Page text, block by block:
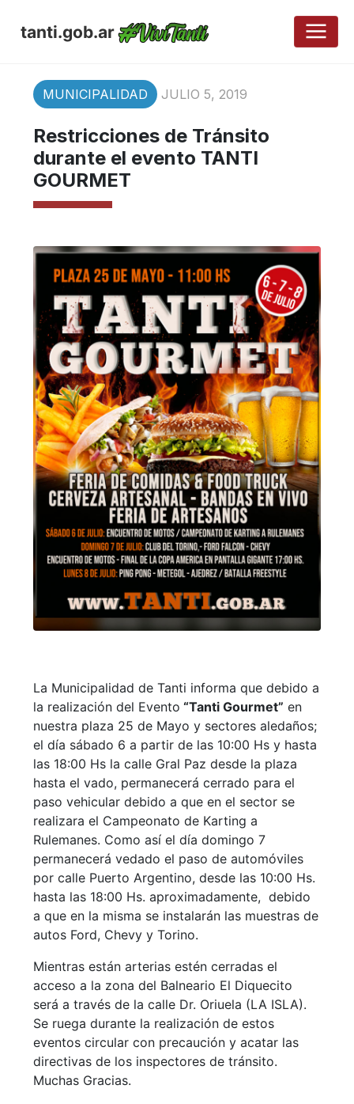
tanti.gob.ar
MUNICIPALIDAD JULIO 5, 2019
Restricciones de Tránsito
durante el evento TANTI
GOURMET
La Municipalidad de Tanti informa que debido a
la realización del Evento “Tanti Gourmet” en
nuestra plaza 25 de Mayo y sectores aledaños;
el día sábado 6 a partir de las 10:00 Hs y hasta
las 18:00 Hs la calle Gral Paz desde la plaza
hasta el vado, permanecerá cerrado para el
paso vehicular debido a que en el sector se
realizara el Campeonato de Karting a
Rulemanes. Como así el día domingo 7
permanecerá vedado el paso de automóviles
por calle Puerto Argentino, desde las 10:00 Hs.
hasta las 18:00 Hs. aproximadamente, debido
a que en la misma se instalarán las muestras de
autos Ford, Chevy y Torino.
Mientras están arterias estén cerradas el
acceso a la zona del Balneario El Diquecito
será a través de la calle Dr. Oriuela (LA ISLA).
Se ruega durante la realización de estos
eventos circular con precaución y acatar las
directivas de los inspectores de tránsito.
Muchas Gracias.